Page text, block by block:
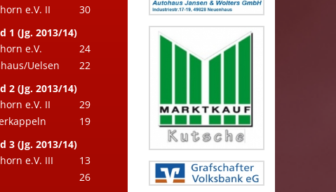
e.V. II
30
1 (Jg. 2013/14)
e.V.
24
Uelsen
22
2 (Jg. 2013/14)
e.V. II
29
19
3 (Jg. 2013/14)
e.V. III
13
26